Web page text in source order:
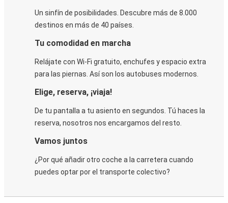
Un sinfín de posibilidades. Descubre más de 8.000
destinos en más de 40 países.
Tu comodidad en marcha
Relájate con Wi-Fi gratuito, enchufes y espacio extra
para las piernas. Así son los autobuses modernos.
Elige, reserva, ¡viaja!
De tu pantalla a tu asiento en segundos. Tú haces la
reserva, nosotros nos encargamos del resto.
Vamos juntos
¿Por qué añadir otro coche a la carretera cuando
puedes optar por el transporte colectivo?